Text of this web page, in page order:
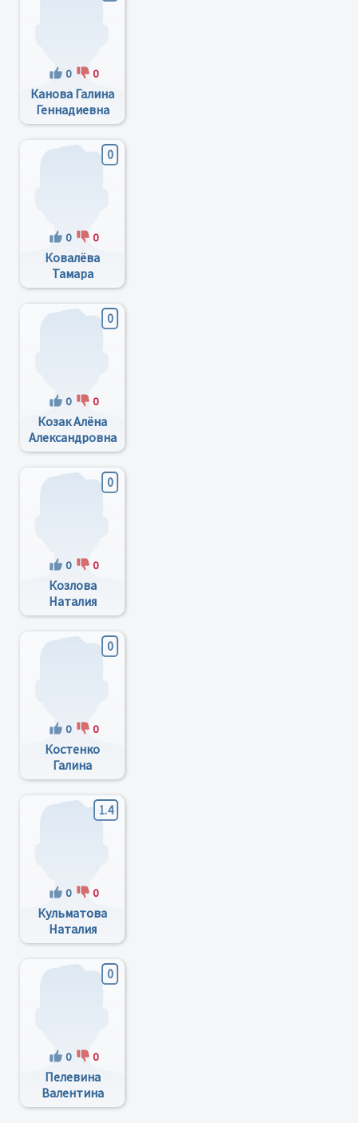
0 0
Канова Галина
Геннадиевна
0
0 0
Ковалёва
Тамара
Михайловна
0
0 0
Козак Алёна
Александровна
0
0 0
Козлова
Наталия
Васильевна
0
0 0
Костенко
Галина
Ивановна
1.4
0 0
Кульматова
Наталия
Николаевна
0
0 0
Пелевина
Валентина
Ивановна